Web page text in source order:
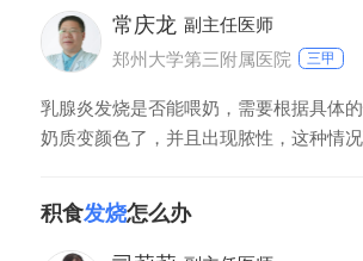
热，也可以用35度左右的温水，在小孩
脖子、颈部、腹股沟等部位擦浴降温。对
常庆龙 副主任医师
郑州大学第三附属医院
三甲
乳腺炎发烧是否能喂奶，需要根据具体
奶质变颜色了，并且出现脓性，这种情
可以哺乳。患者在哺乳同时要控制体温
考虑到抗生素在乳汁的代谢。抗生素在乳
积食发烧怎么办